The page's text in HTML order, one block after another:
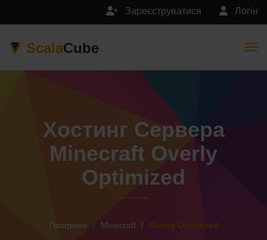
Логін
Зареєструватися
ScalaCube
Хостинг Сервера
Minecraft Overly
Optimized
Програми Minecraft Overly Optimized